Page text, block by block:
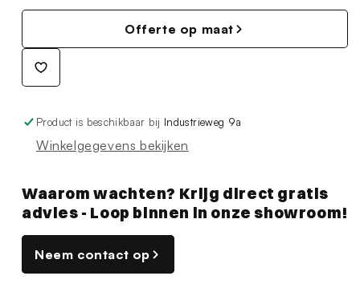
Offerte op maat
Product is beschikbaar bij Industrieweg 9a
Winkelgegevens bekijken
Waarom wachten? Krijg direct gratis
advies - Loop binnen in onze showroom!
Neem contact op